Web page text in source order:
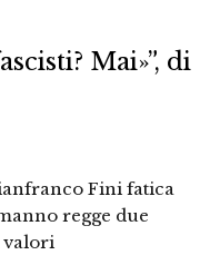
Mai»”, di
Fini fatica
regge due
valori